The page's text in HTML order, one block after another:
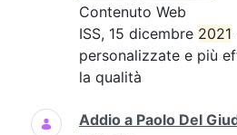
Contenuto Web
ISS, 15 dicembre 2021
personalizzate e più
la qualità
Addio a Paolo Del